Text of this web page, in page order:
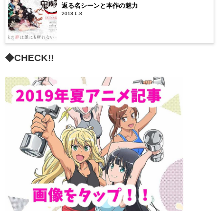
返る名シーンと本作の魅力
2018.6.8
◆CHECK!!